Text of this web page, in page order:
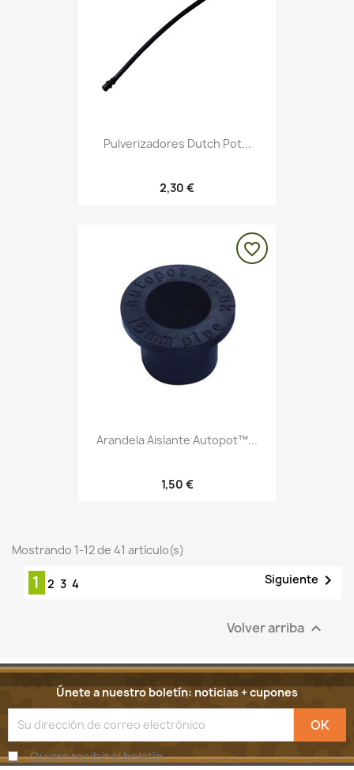
Pulverizadores Dutch Pot...
2,30 €
Arandela Aislante Autopot™...
1,50 €
favorite_border
Mostrando 1-12 de 41 artículo(s)
1 2 3 4 Siguiente 
Volver arriba 
Únete a nuestro boletín: noticias + cupones
Quiero recibir el boletín